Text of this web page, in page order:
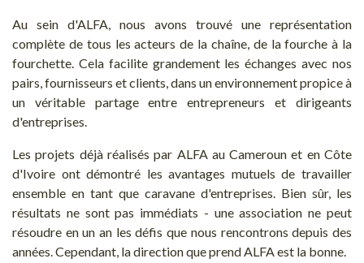
Au sein d'ALFA, nous avons trouvé une représentation
complète de tous les acteurs de la chaîne, de la fourche à la
fourchette. Cela facilite grandement les échanges avec nos
pairs, fournisseurs et clients, dans un environnement propice à
un véritable partage entre entrepreneurs et dirigeants
d'entreprises.
Les projets déjà réalisés par ALFA au Cameroun et en Côte
d'Ivoire ont démontré les avantages mutuels de travailler
ensemble en tant que caravane d'entreprises. Bien sûr, les
résultats ne sont pas immédiats - une association ne peut
résoudre en un an les défis que nous rencontrons depuis des
années. Cependant, la direction que prend ALFA est la bonne.